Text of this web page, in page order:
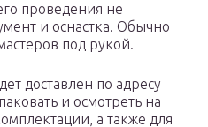
проведения не
и оснастка. Обычно
под рукой.
доставлен по адресу
и осмотреть на
а также для